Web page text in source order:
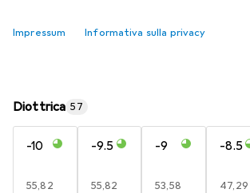
Impressum Informativa sulla privacy
Diottrica 57
-10
EUR
55,82
-9.5
EUR
55,82
-9
EUR
53,58
-8.5
EUR
47,29